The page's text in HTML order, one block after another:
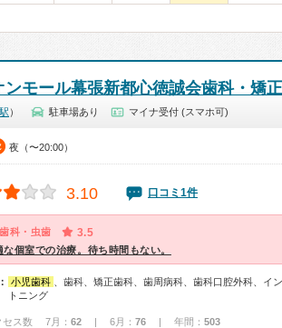
モール幕張新都心徳誠会歯科・矯
） 駐車場あり マイナ受付 (スマホ可)
夜（〜20:00）
3.10 口コミ1件
歯科・虫歯 3.5
な個室での治療。待ち時間もない。
小児歯科
、歯科、矯正歯科、歯周病科、歯科口腔外科、イ
トニング
セス数 7月： 62 | 6月： 76 | 年間： 503